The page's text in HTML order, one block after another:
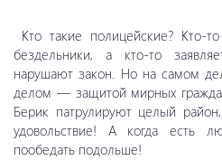
Кто такие полицейские? Кто-
бездельники, а кто-то
нарушают закон. Но на самом
делом — защитой мирных
Берик патрулируют целый
удовольствие! А когда есть
пообедать подольше!